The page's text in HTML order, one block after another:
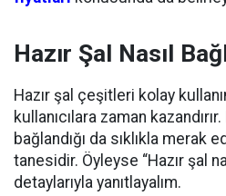
Hazır Şal Nasıl
Hazır şal çeşitleri kolay
kullanıcılara zaman
bağlandığı da sıklıkla merak
tanesidir. Öyleyse “Hazır şal
detaylarıyla yanıtlayalım.